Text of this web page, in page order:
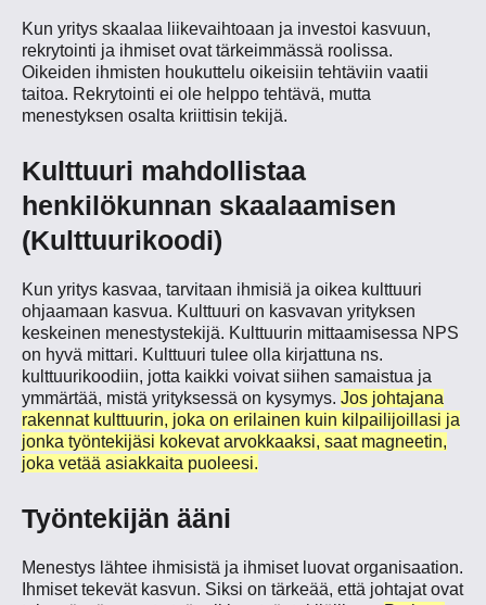
Kun yritys skaalaa liikevaihtoaan ja investoi kasvuun,
rekrytointi ja ihmiset ovat tärkeimmässä roolissa.
Oikeiden ihmisten houkuttelu oikeisiin tehtäviin vaatii
taitoa. Rekrytointi ei ole helppo tehtävä, mutta
menestyksen osalta kriittisin tekijä.
Kulttuuri mahdollistaa
henkilökunnan skaalaamisen
(Kulttuurikoodi)
Kun yritys kasvaa, tarvitaan ihmisiä ja oikea kulttuuri
ohjaamaan kasvua. Kulttuuri on kasvavan yrityksen
keskeinen menestystekijä. Kulttuurin mittaamisessa NPS
on hyvä mittari. Kulttuuri tulee olla kirjattuna ns.
kulttuurikoodiin, jotta kaikki voivat siihen samaistua ja
ymmärtää, mistä yrityksessä on kysymys. Jos johtajana
rakennat kulttuurin, joka on erilainen kuin kilpailijoillasi ja
jonka työntekijäsi kokevat arvokkaaksi, saat magneetin,
joka vetää asiakkaita puoleesi.
Työntekijän ääni
Menestys lähtee ihmisistä ja ihmiset luovat organisaation.
Ihmiset tekevät kasvun. Siksi on tärkeää, että johtajat ovat